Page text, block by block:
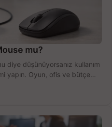
mu?
diye düşünüyorsanız kullanım
yapın. Oyun, ofis ve bütçe